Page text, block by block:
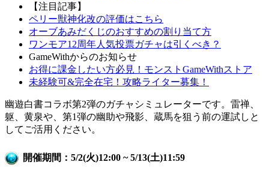
【注目記事】
ペリー獣神化改の評価はこちら
オーブあみだくじのおすすめの割り当て方
ワンモア12周年人気投票ガチャは引くべき？
GameWithからのお知らせ
お得に課金したい方必見！モンストGameWithストア
未経験可&完全在宅！攻略ライター募集！
幽遊白書コラボ第2弾のガチャシミュレーターです。雷禅、
躯、黄泉や、第1弾の幽助や飛影、蔵馬を狙う前の運試しと
してご活用ください。
開催期間：5/2(火)12:00 ~ 5/13(土)11:59